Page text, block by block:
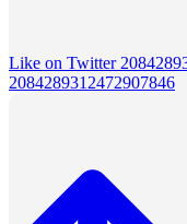
Like on Twitter
2084289312472907846